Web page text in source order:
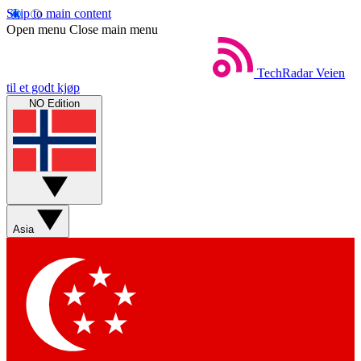
Skip to main content
Open menu Close main menu
TechRadar Veien
til et godt kjøp
NO Edition
Asia